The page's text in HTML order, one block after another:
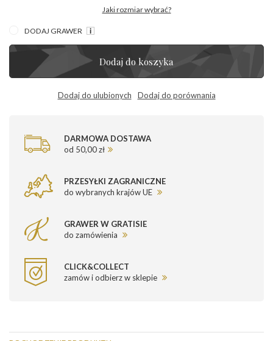
Jaki rozmiar wybrać?
DODAJ GRAWER
Dodaj do koszyka
Dodaj do ulubionych Dodaj do porównania
DARMOWA DOSTAWA
od 50,00 zł
PRZESYŁKI ZAGRANICZNE
do wybranych krajów UE
GRAWER W GRATISIE
do zamówienia
CLICK&COLLECT
zamów i odbierz w sklepie